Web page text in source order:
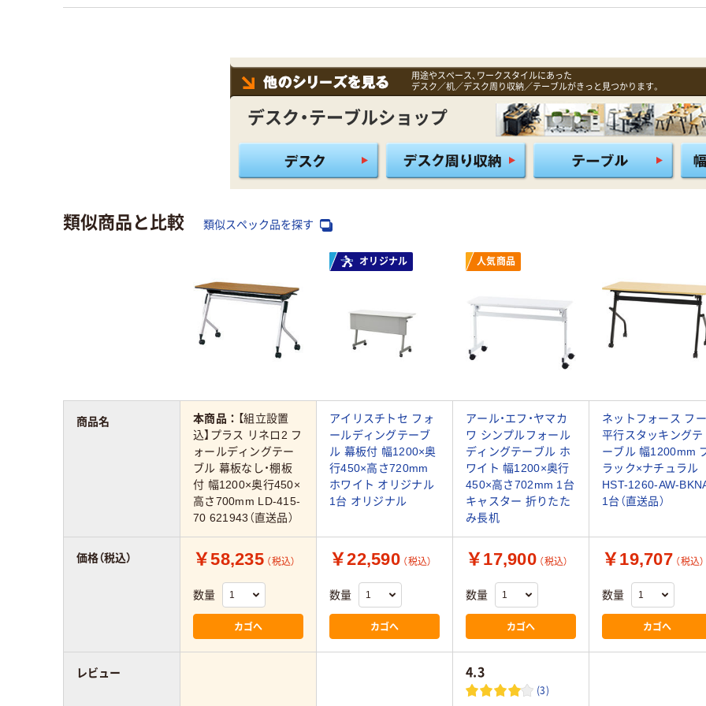
用途やスペース、ワークスタイルにあった
デスク／机／デスク周り収納／テーブルがきっと見つかります。
デスク・テーブルショップ
類似商品と比較 類似スペック品を探す
オリジナル 人気商品
本商品： 【組立設置
込】プラス リネロ2 フ
ォールディングテー
ブル 幕板なし・棚板
付 幅1200×奥行450×
高さ700mm LD-415-
70 621943（直送品）
アイリスチトセ フォ
ールディングテーブ
ル 幕板付 幅1200×奥
行450×高さ720mm
ホワイト オリジナル
1台 オリジナル
アール・エフ・ヤマカ
ワ シンプルフォール
ディングテーブル ホ
ワイト 幅1200×奥行
450×高さ702mm 1台
キャスター 折りたた
み長机
ネットフォース フー
平行スタッキングテ
ーブル 幅1200mm
ラック×ナチュラル
HST-1260-AW-
1台（直送品）
￥58,235 （税込）
数量
カゴへ
￥22,590 （税込）
数量
カゴへ
￥17,900 （税込）
数量
カゴへ
￥19,707 （税込）
数量
カゴへ
4.3
(3)
商品名
価格（税込）
レビュー